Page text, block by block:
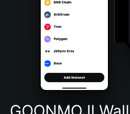
Bahasa Indonesia
Português (Brasil)
Español (Argentina)